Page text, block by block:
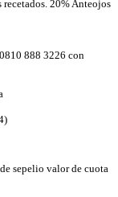
20% Anteojos
888 3226 con
sepelio valor de cuota